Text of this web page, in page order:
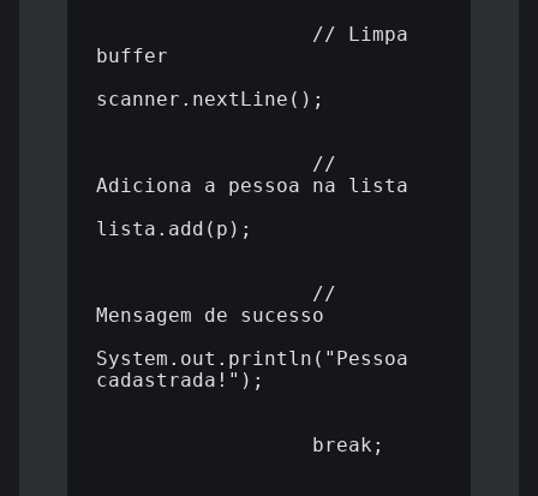
// Limpa
buffer
scanner.nextLine();
//
Adiciona a pessoa na lista
lista.add(p);
//
Mensagem de sucesso
System.out.println("Pessoa
cadastrada!");
break;